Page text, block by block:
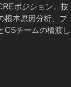
ポジション。技
根本原因分析、プ
CSチームの橋渡し